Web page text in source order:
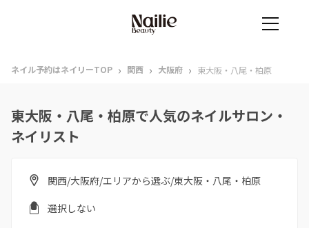
ネイル予約はネイリーTOP › 関西 › 大阪府 › 東大阪・八尾・柏原
東大阪・八尾・柏原で人気のネイルサロン・
ネイリスト
関西/大阪府/エリアから選ぶ/東大阪・八尾・柏原
選択しない